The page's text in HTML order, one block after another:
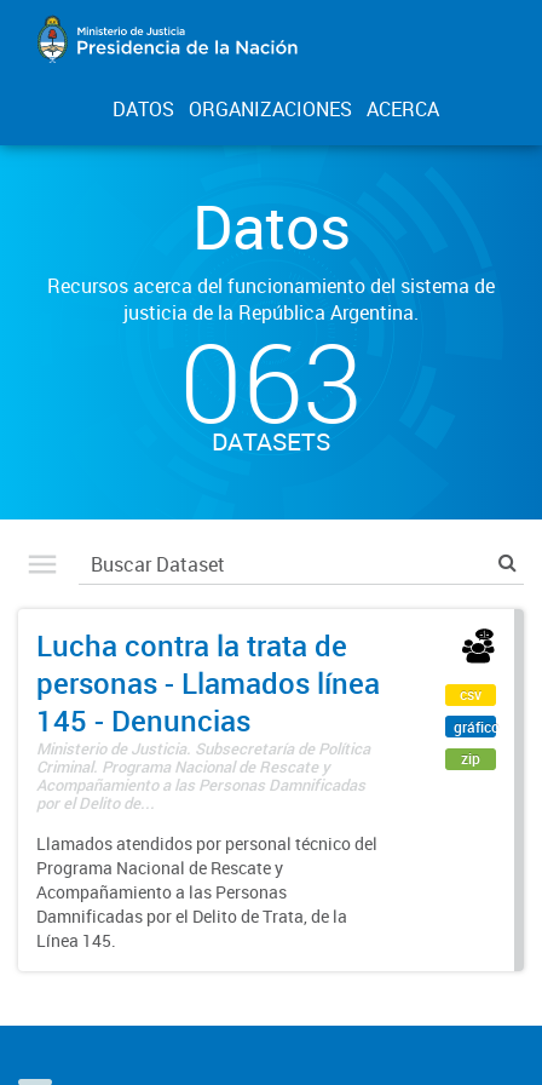
DATOS ORGANIZACIONES ACERCA
Datos
Recursos acerca del funcionamiento del sistema de
justicia de la República Argentina.
063
DATASETS
Lucha contra la trata de
personas - Llamados línea
145 - Denuncias
Ministerio de Justicia. Subsecretaría de Política
Criminal. Programa Nacional de Rescate y
Acompañamiento a las Personas Damnificadas
por el Delito de...
Llamados atendidos por personal técnico del
Programa Nacional de Rescate y
Acompañamiento a las Personas
Damnificadas por el Delito de Trata, de la
Línea 145.
csv
gráfico
zip